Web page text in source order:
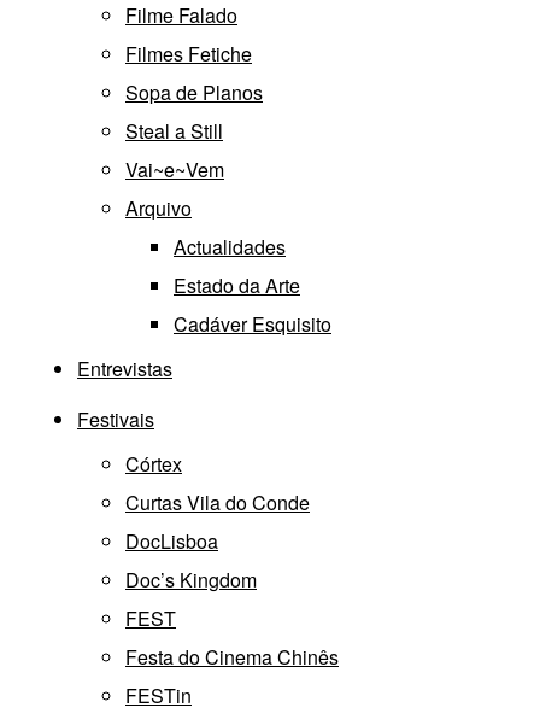
Filme Falado
Filmes Fetiche
Sopa de Planos
Steal a Still
Vai~e~Vem
Arquivo
Actualidades
Estado da Arte
Cadáver Esquisito
Entrevistas
Festivais
Córtex
Curtas Vila do Conde
DocLisboa
Doc’s Kingdom
FEST
Festa do Cinema Chinês
FESTin